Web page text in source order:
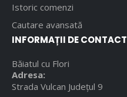
Istoric comenzi
Cautare avansată
INFORMAȚII DE CONTACT
Băiatul cu Flori
Adresa:
Strada Vulcan Județul 9